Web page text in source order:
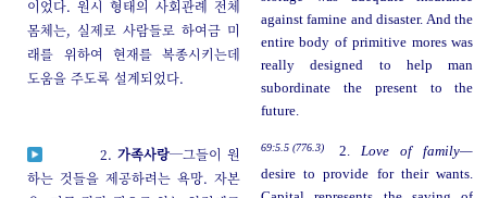
이었다. 원시 형태의 사회관례 전체
몸체는, 실제로 사람들로 하여금 미
래를 위하여 현재를 복종시키는데
도움을 주도록 설계되었다.
against famine and disaster. And the
entire body of primitive mores was
really designed to help man
subordinate the present to the
future.
2. 가족사랑─그들이 원
하는 것들을 제공하려는 욕망. 자본
69:5.5 (776.3) 2. Love of family—
desire to provide for their wants.